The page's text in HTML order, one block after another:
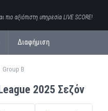
αξιόπιστη υπηρεσία LIVE SCORE!
Διαφήμιση
Group B
2025 Σεζόν